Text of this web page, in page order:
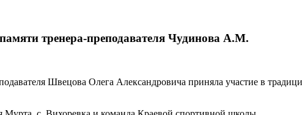
тренера-преподавателя Чудинова А.М.
Швецова Олега Александровича приняла участие в